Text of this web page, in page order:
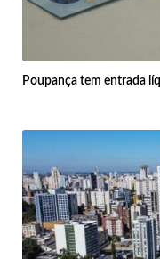
Poupança tem entrada